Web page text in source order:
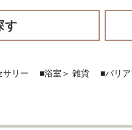
す
サリー ■浴室 ＞ 雑貨 ■バリ